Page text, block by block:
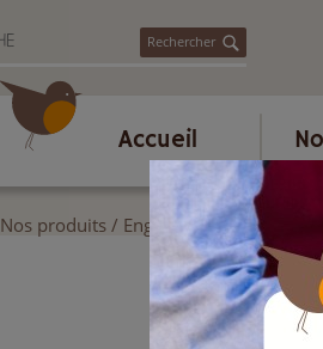
Rechercher
Accueil
Nos produits / Engrais et produits